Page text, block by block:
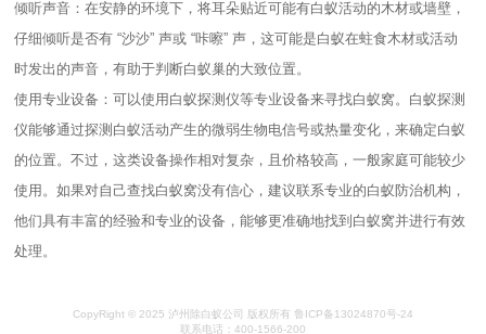
倾听声音：在安静的环境下，将耳朵贴近可能有白蚁活动的木材或墙壁，
仔细倾听是否有 “沙沙” 声或 “咔嚓” 声，这可能是白蚁在蛀食木材或活动
时发出的声音，有助于判断白蚁巢的大致位置。
使用专业设备：可以使用白蚁探测仪等专业设备来寻找白蚁窝。白蚁探测
仪能够通过探测白蚁活动产生的微弱生物电信号或热量变化，来确定白蚁
的位置。不过，这类设备操作相对复杂，且价格较高，一般家庭可能较少
使用。如果对自己查找白蚁窝没有信心，建议联系专业的白蚁防治机构，
他们具有丰富的经验和专业的设备，能够更准确地找到白蚁窝并进行有效
处理。
CopyRight © 2025 泸州除白蚁公司 版权所有 鲁ICP备13024870号-24
联系电话：400-1566-200